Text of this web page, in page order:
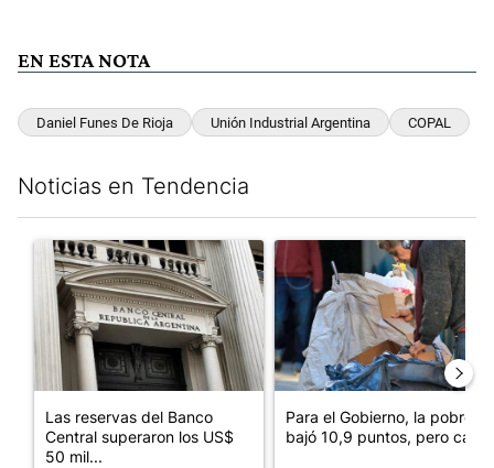
EN ESTA NOTA
Daniel Funes De Rioja Unión Industrial Argentina COPAL
Noticias en Tendencia
Un artículo de tendencia con el título "Las reservas del Banco
Las reservas del Banco
Central superaron los US$
50 mil...
Un artículo de tendencia con
Para el Gobierno, la pobreza
bajó 10,9 puntos, pero cay...